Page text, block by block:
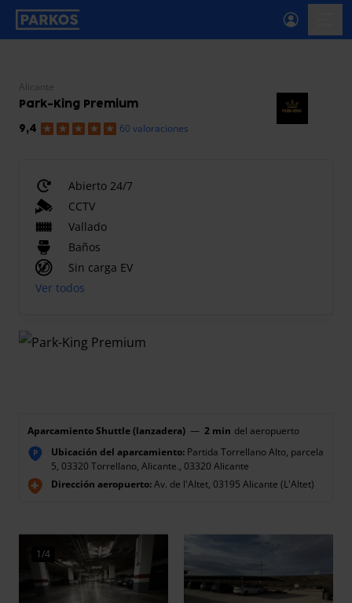
etiqueta-de-navegación-principal
Alicante
Park-King Premium
9,4 60 valoraciones
Abierto 24/7
CCTV
Vallado
Baños
Sin carga EV
Ver todos
Aparcamiento Shuttle (lanzadera) — 2 min del aeropuerto
P Ubicación del aparcamiento: Partida Torrellano Alto, parcela
5, 03320 Torrellano, Alicante., 03320 Alicante
Dirección aeropuerto:Av. de l'Altet, 03195 Alicante (L'Altet)
1/4